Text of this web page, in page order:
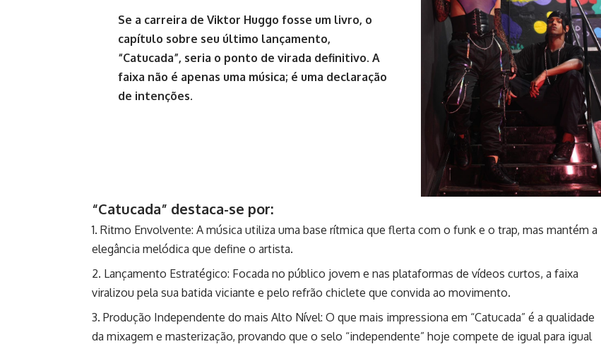
Se a carreira de Viktor Huggo fosse um livro, o
capítulo sobre seu último lançamento,
“Catucada”, seria o ponto de virada definitivo. A
faixa não é apenas uma música; é uma declaração
de intenções.
“Catucada” destaca-se por:
Ritmo Envolvente: A música utiliza uma base rítmica que flerta com o funk e o trap, mas mantém a
elegância melódica que define o artista.
Lançamento Estratégico: Focada no público jovem e nas plataformas de vídeos curtos, a faixa
viralizou pela sua batida viciante e pelo refrão chiclete que convida ao movimento.
Produção Independente do mais Alto Nível: O que mais impressiona em “Catucada” é a qualidade
da mixagem e masterização, provando que o selo “independente” hoje compete de igual para igual